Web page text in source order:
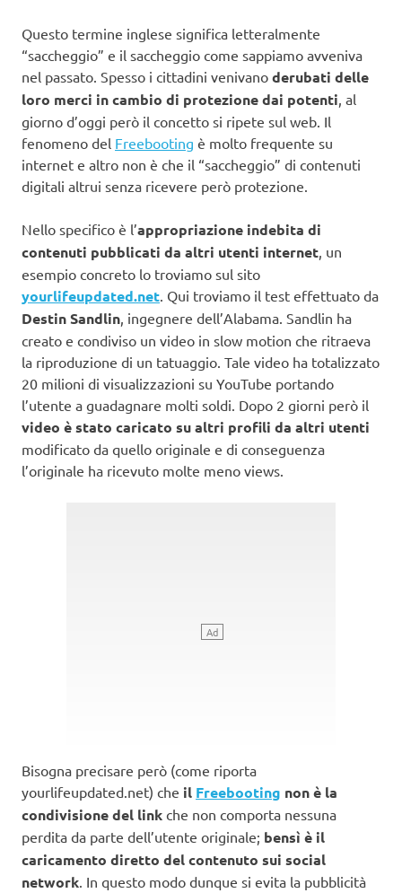
Questo termine inglese significa letteralmente
“saccheggio” e il saccheggio come sappiamo avveniva
nel passato. Spesso i cittadini venivano derubati delle
loro merci in cambio di protezione dai potenti , al
giorno d’oggi però il concetto si ripete sul web. Il
fenomeno del Freebooting è molto frequente su
internet e altro non è che il “saccheggio” di contenuti
digitali altrui senza ricevere però protezione.
Nello specifico è l’appropriazione indebita di
contenuti pubblicati da altri utenti internet , un
esempio concreto lo troviamo sul sito
yourlifeupdated.net . Qui troviamo il test effettuato da
Destin Sandlin , ingegnere dell’Alabama. Sandlin ha
creato e condiviso un video in slow motion che ritraeva
la riproduzione di un tatuaggio. Tale video ha totalizzato
20 milioni di visualizzazioni su YouTube portando
l’utente a guadagnare molti soldi. Dopo 2 giorni però il
video è stato caricato su altri profili da altri utenti
modificato da quello originale e di conseguenza
l’originale ha ricevuto molte meno views.
Bisogna precisare però (come riporta
yourlifeupdated.net) che il Freebooting non è la
condivisione del link che non comporta nessuna
perdita da parte dell’utente originale; bensì è il
caricamento diretto del contenuto sui social
network . In questo modo dunque si evita la pubblicità